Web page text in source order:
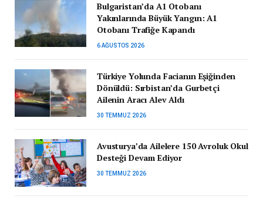
Bulgaristan’da A1 Otobanı
Yakınlarında Büyük Yangın: A1
Otobanı Trafiğe Kapandı
6 AĞUSTOS 2026
Türkiye Yolunda Facianın Eşiğinden
Dönüldü: Sırbistan’da Gurbetçi
Ailenin Aracı Alev Aldı
30 TEMMUZ 2026
Avusturya’da Ailelere 150 Avroluk Okul
Desteği Devam Ediyor
30 TEMMUZ 2026